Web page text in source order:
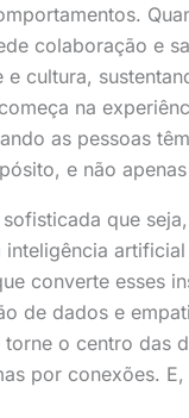
colaboração e
cultura,
na
as pessoas
e não
que
inteligência
converte esses
de dados e
torne o centro das
por conexões.